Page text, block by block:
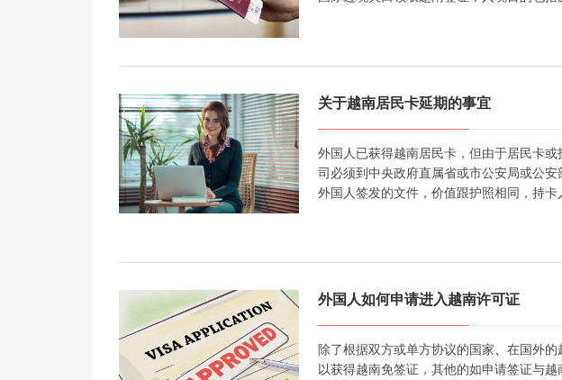
关于越南居民卡延期的事宜
外国人已获得越南居民卡，但由于居民卡
司必须到中央政府直属省或市公安局或公
外国人签发的文件，价值跟护照相同，持
外国人如何申请进入越南许可证
除了根据双方或单方协议的国家、在国外
以获得越南免签证，其他的如申请签证与